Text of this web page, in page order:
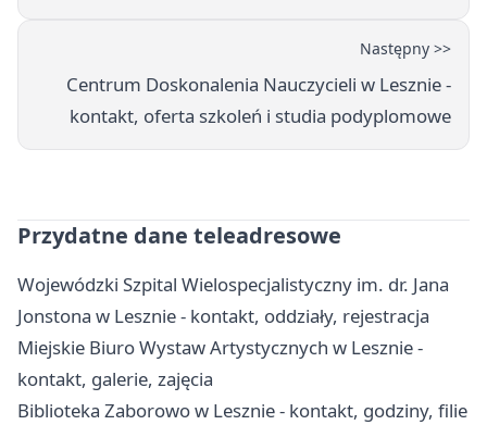
Następny >>
Centrum Doskonalenia Nauczycieli w Lesznie -
kontakt, oferta szkoleń i studia podyplomowe
Przydatne dane teleadresowe
Wojewódzki Szpital Wielospecjalistyczny im. dr. Jana
Jonstona w Lesznie - kontakt, oddziały, rejestracja
Miejskie Biuro Wystaw Artystycznych w Lesznie -
kontakt, galerie, zajęcia
Biblioteka Zaborowo w Lesznie - kontakt, godziny, filie